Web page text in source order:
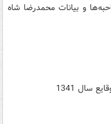
و بیانات محمدرضا شاه